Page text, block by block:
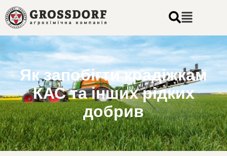
Як запобігти крадіжкам
КАС та інших рідких
добрив